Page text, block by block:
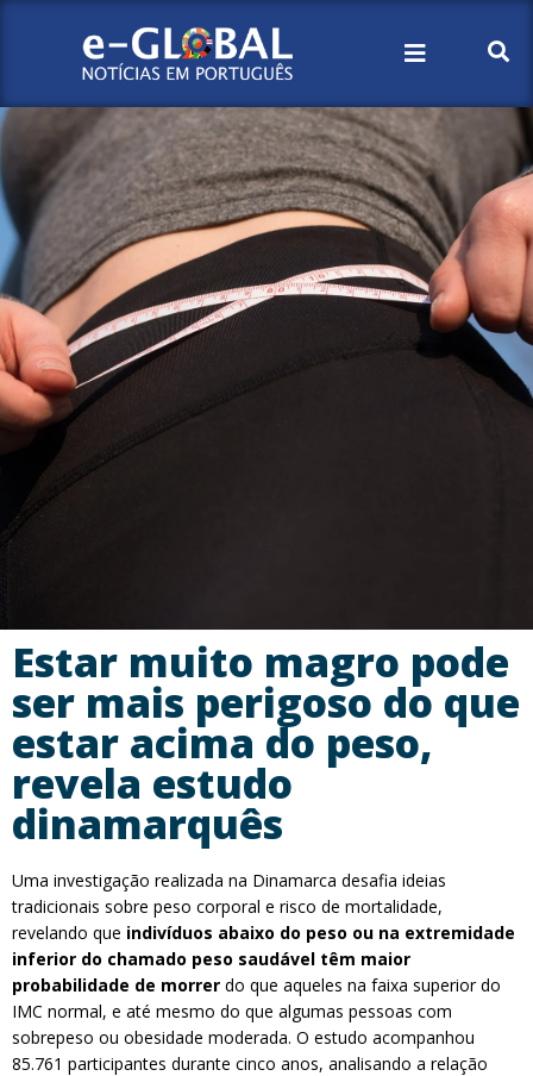
Estar muito magro pode
ser mais perigoso do que
estar acima do peso,
revela estudo
dinamarquês
Uma investigação realizada na Dinamarca desafia ideias
tradicionais sobre peso corporal e risco de mortalidade,
revelando que indivíduos abaixo do peso ou na extremidade
inferior do chamado peso saudável têm maior
probabilidade de morrer do que aqueles na faixa superior do
IMC normal, e até mesmo do que algumas pessoas com
sobrepeso ou obesidade moderada. O estudo acompanhou
85.761 participantes durante cinco anos, analisando a relação